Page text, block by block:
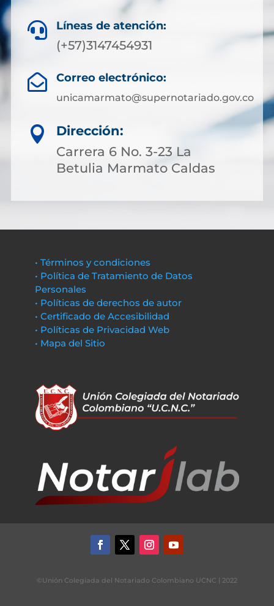
 Líneas de atención:
(+57)3147454931
 Correo electrónico:
unicamarmato@supernotariado.gov.co

Dirección:
Carrera 6 No. 3-23 La
Betulia Marmato Caldas
• Términos y condiciones
• Política de Tratamiento de Datos
Personales
• Políticas de derechos de autor
• Certificado de Accesibilidad
• Políticas de Privacidad Web
• Mapa del Sitio
©Unión Colegiada del Notariado Colombiano UCNC | 2022